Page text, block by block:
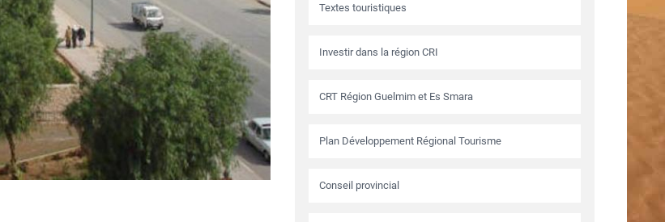
Textes touristiques
Investir dans la région CRI
CRT Région Guelmim et Es Smara
Plan Développement Régional Tourisme
Conseil provincial